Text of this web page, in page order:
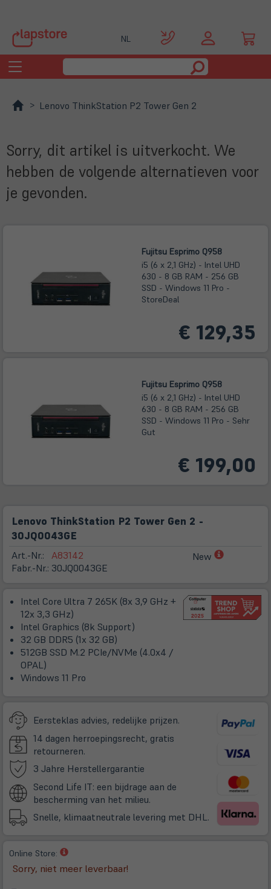
NL
Toggle
navigation
Lenovo ThinkStation P2 Tower Gen 2
Sorry, dit artikel is uitverkocht. We
hebben de volgende alternatieven voor
je gevonden.
Fujitsu Esprimo Q958
i5 (6 x 2,1 GHz) - Intel UHD
630 - 8 GB RAM - 256 GB
SSD - Windows 11 Pro -
StoreDeal
€ 129,35
Fujitsu Esprimo Q958
i5 (6 x 2,1 GHz) - Intel UHD
630 - 8 GB RAM - 256 GB
SSD - Windows 11 Pro - Sehr
Gut
€ 199,00
Lenovo ThinkStation P2 Tower Gen 2 -
30JQ0043GE
Art.-Nr.:
Fabr.-Nr.:
A83142
30JQ0043GE
New
(öffnet
Tab)
Intel Core Ultra 7 265K (8x 3,9 GHz +
12x 3,3 GHz)
Intel Graphics (8k Support)
32 GB DDR5 (1x 32 GB)
512GB SSD M.2 PCIe/NVMe (4.0x4 /
OPAL)
Windows 11 Pro
Eersteklas advies, redelijke prijzen.
14 dagen herroepingsrecht, gratis
retourneren.
3 Jahre Herstellergarantie
neuem
Tab)
Second Life IT: een bijdrage aan de
bescherming van het milieu.
Snelle, klimaatneutrale levering met DHL.
Online Store:
(öffnet
neuem
Sorry, niet meer leverbaar!